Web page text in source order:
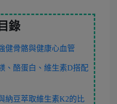
目錄
健骨骼與健康心血管
、酪蛋白、維生素D搭配
納豆萃取維生素K2的比